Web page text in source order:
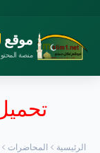
موقع
منصة
الرئيسية المحاضرات